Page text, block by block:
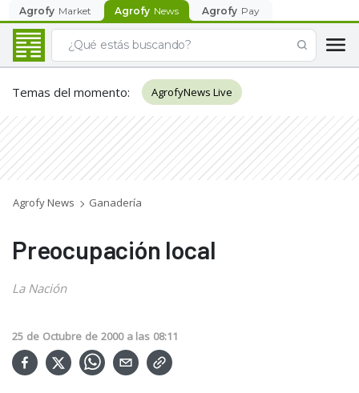
Agrofy Market Agrofy News Agrofy Pay
Temas del momento: AgrofyNews Live
Agrofy News Ganadería
Preocupación local
La Nación
25 de Octubre de 2000 a las 08:11